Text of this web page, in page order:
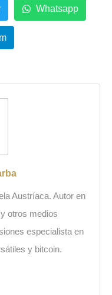
Whatsapp
Austríaca. Autor en
otros medios
especialista en
y bitcoin.